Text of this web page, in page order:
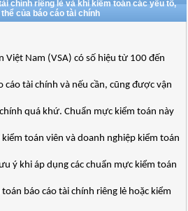
chính riêng lẻ và khi kiểm toán các yếu tố,
của báo cáo tài chính
Việt Nam (VSA) có số hiệu từ 100 đến
cáo tài chính và nếu cần, cũng được vận
quá khứ. Chuẩn mực kiểm toán này
toán viên và doanh nghiệp kiểm toán
ý khi áp dụng các chuẩn mực kiểm toán
báo cáo tài chính riêng lẻ hoặc kiểm